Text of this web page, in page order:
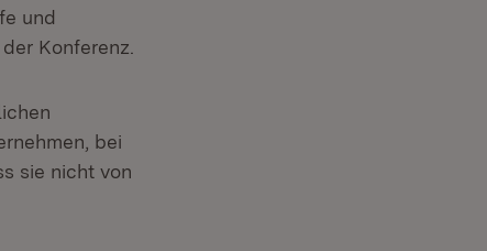
und
Konferenz.
bei
sie nicht von